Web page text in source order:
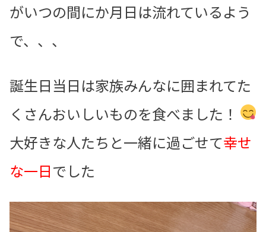
がいつの間にか月日は流れているよう
で、、、
誕生日当日は家族みんなに囲まれてた
くさんおいしいものを食べました！
大好きな人たちと一緒に過ごせて幸せ
な一日でした